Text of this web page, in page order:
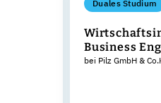
Duales Studium
Business
bei Pilz GmbH &